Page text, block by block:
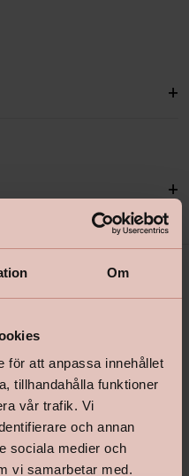
Om
för att anpassa innehållet
tillhandahålla funktioner
vår trafik. Vi
och annan
sociala medier och
vi samarbetar med.
+
+